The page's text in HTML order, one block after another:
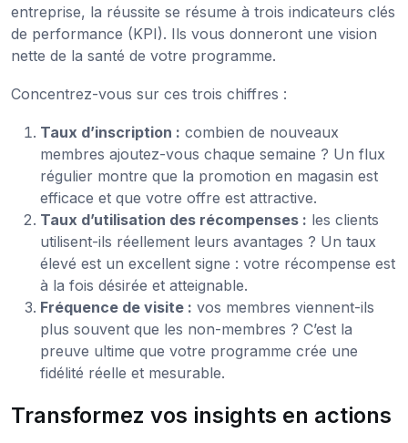
entreprise, la réussite se résume à trois indicateurs clés
de performance (KPI). Ils vous donneront une vision
nette de la santé de votre programme.
Concentrez-vous sur ces trois chiffres :
Taux d’inscription : combien de nouveaux
membres ajoutez-vous chaque semaine ? Un flux
régulier montre que la promotion en magasin est
efficace et que votre offre est attractive.
Taux d’utilisation des récompenses : les clients
utilisent-ils réellement leurs avantages ? Un taux
élevé est un excellent signe : votre récompense est
à la fois désirée et atteignable.
Fréquence de visite : vos membres viennent-ils
plus souvent que les non-membres ? C’est la
preuve ultime que votre programme crée une
fidélité réelle et mesurable.
Transformez vos insights en actions